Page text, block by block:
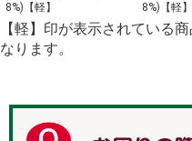
8%)【軽】
8%)【軽】
【軽】印が表示されている
なります。